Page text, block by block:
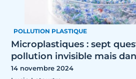
POLLUTION PLASTIQUE
Microplastiques : sept
pollution invisible mais
14 novembre 2024